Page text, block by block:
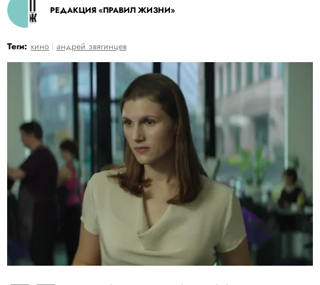
РЕДАКЦИЯ «ПРАВИЛ ЖИЗНИ»
Теги: кино андрей звягинцев